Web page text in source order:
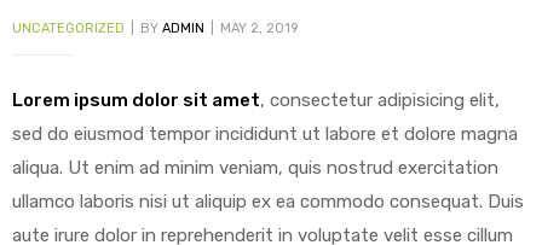
UNCATEGORIZED BY ADMIN MAY 2, 2019
Lorem ipsum dolor sit amet, consectetur adipisicing elit,
sed do eiusmod tempor incididunt ut labore et dolore magna
aliqua. Ut enim ad minim veniam, quis nostrud exercitation
ullamco laboris nisi ut aliquip ex ea commodo consequat. Duis
aute irure dolor in reprehenderit in voluptate velit esse cillum